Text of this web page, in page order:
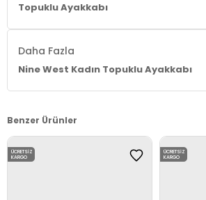
Topuklu Ayakkabı
Daha Fazla
Nine West Kadın Topuklu Ayakkabı
Benzer Ürünler
ÜCRETSIZ
KARGO
ÜCRETSIZ
KARGO